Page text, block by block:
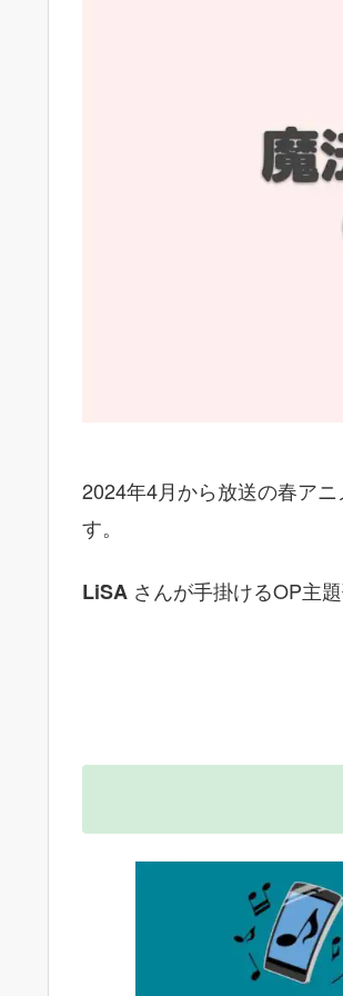
2024年4月から放送の春ア
す。
LiSA さんが手掛けるOP主